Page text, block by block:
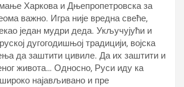
Харкова и Дњепропетровска за
важно. Игра није вредна свеће,
један мудри деда. Укључујући и
дугогодишњој традицији, војска
да заштити цивиле. Да их заштити и
живота… Односно, Руси иду ка
најављивано и пре